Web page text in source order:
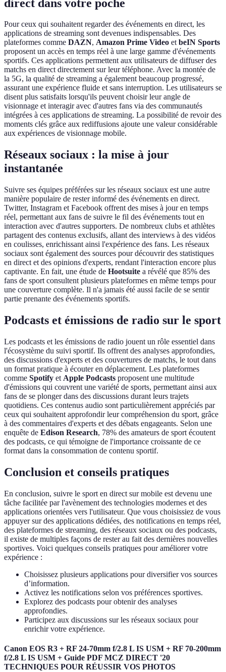
direct dans votre poche
Pour ceux qui souhaitent regarder des événements en direct, les
applications de streaming sont devenues indispensables. Des
plateformes comme DAZN, Amazon Prime Video etbeIN Sports
proposent un accès en temps réel à une large gamme d'événements
sportifs. Ces applications permettent aux utilisateurs de diffuser des
matchs en direct directement sur leur téléphone. Avec la montée de
la 5G, la qualité de streaming a également beaucoup progressé,
assurant une expérience fluide et sans interruption. Les utilisateurs se
disent plus satisfaits lorsqu'ils peuvent choisir leur angle de
visionnage et interagir avec d'autres fans via des communautés
intégrées à ces applications de streaming. La possibilité de revoir des
moments clés grâce aux rediffusions ajoute une valeur considérable
aux expériences de visionnage mobile.
Réseaux sociaux : la mise à jour
instantanée
Suivre ses équipes préférées sur les réseaux sociaux est une autre
manière populaire de rester informé des événements en direct.
Twitter, Instagram et Facebook offrent des mises à jour en temps
réel, permettant aux fans de suivre le fil des événements tout en
interaction avec d'autres supporters. De nombreux clubs et athlètes
partagent des contenus exclusifs, allant des interviews à des vidéos
en coulisses, enrichissant ainsi l'expérience des fans. Les réseaux
sociaux sont également des sources pour découvrir des statistiques
en direct et des opinions d'experts, rendant l'interaction encore plus
captivante. En fait, une étude de Hootsuite a révélé que 85% des
fans de sport consultent plusieurs plateformes en même temps pour
une couverture complète. Il n'a jamais été aussi facile de se sentir
partie prenante des événements sportifs.
Podcasts et émissions de radio sur le sport
Les podcasts et les émissions de radio jouent un rôle essentiel dans
l'écosystème du suivi sportif. Ils offrent des analyses approfondies,
des discussions d'experts et des couvertures de matchs, le tout dans
un format pratique à écouter en déplacement. Les plateformes
comme Spotify et Apple Podcasts proposent une multitude
d'émissions qui couvrent une variété de sports, permettant ainsi aux
fans de se plonger dans des discussions durant leurs trajets
quotidiens. Ces contenus audio sont particulièrement appréciés par
ceux qui souhaitent approfondir leur compréhension du sport, grâce
à des commentaires d'experts et des débats engageants. Selon une
enquête de Edison Research, 78% des amateurs de sport écoutent
des podcasts, ce qui témoigne de l'importance croissante de ce
format dans la consommation de contenu sportif.
Conclusion et conseils pratiques
En conclusion, suivre le sport en direct sur mobile est devenu une
tâche facilitée par l'avènement des technologies modernes et des
applications orientées vers l'utilisateur. Que vous choisissiez de vous
appuyer sur des applications dédiées, des notifications en temps réel,
des plateformes de streaming, des réseaux sociaux ou des podcasts,
il existe de multiples façons de rester au fait des dernières nouvelles
sportives. Voici quelques conseils pratiques pour améliorer votre
expérience :
Choisissez plusieurs applications pour diversifier vos sources
d’information.
Activez les notifications selon vos préférences sportives.
Explorez des podcasts pour obtenir des analyses
approfondies.
Participez aux discussions sur les réseaux sociaux pour
enrichir votre expérience.
Canon EOS R3 + RF 24-70mm f/2.8 L IS USM + RF 70-200mm
f/2.8 L IS USM + Guide PDF MCZ DIRECT '20
TECHNIQUES POUR RÉUSSIR VOS PHOTOS